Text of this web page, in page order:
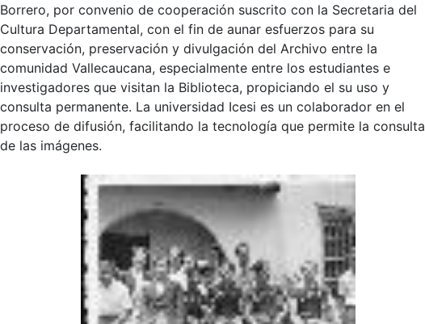
Borrero, por convenio de cooperación suscrito con la Secretaria del
Cultura Departamental, con el fin de aunar esfuerzos para su
conservación, preservación y divulgación del Archivo entre la
comunidad Vallecaucana, especialmente entre los estudiantes e
investigadores que visitan la Biblioteca, propiciando el su uso y
consulta permanente. La universidad Icesi es un colaborador en el
proceso de difusión, facilitando la tecnología que permite la consulta
de las imágenes.